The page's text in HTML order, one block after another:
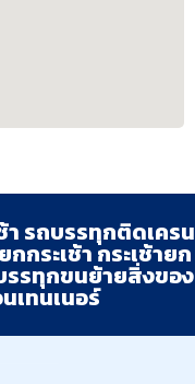
า รถบรรทุกติดเครน
กระเช้า กระเช้ายก
รรทุกขนย้ายสิ่งของ
เทนเนอร์